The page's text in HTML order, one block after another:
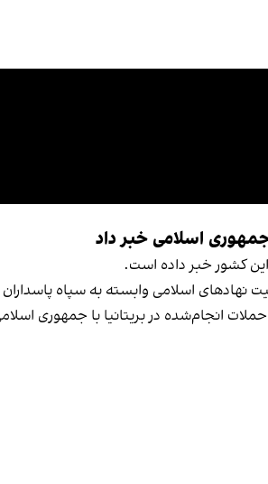
اسلامی خبر داد
کشور خبر داده است.
اسلامی وابسته به سپاه پاسداران
انجام‌شده در بریتانیا با جمهوری